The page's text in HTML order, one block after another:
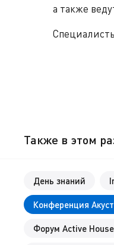
а также
Также в этом
День знаний
Конференция
Форум Active